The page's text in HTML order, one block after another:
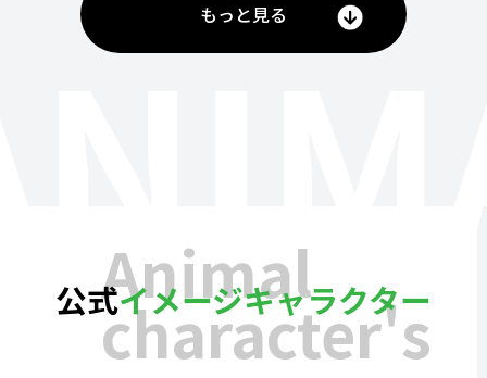
もっと見る
公式イメージキャラクター
Animal
character's